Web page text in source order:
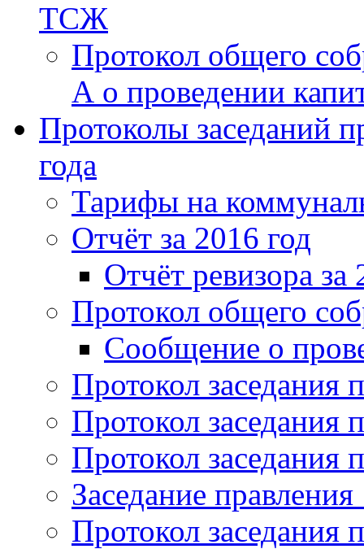
ТСЖ
Протокол общего
А о проведении
Протоколы заседаний
года
Тарифы на
Отчёт за 2016 год
Отчёт ревизора за
Протокол общего
Сообщение о
Протокол заседания
Протокол заседания
Протокол заседания
Заседание
Протокол заседания